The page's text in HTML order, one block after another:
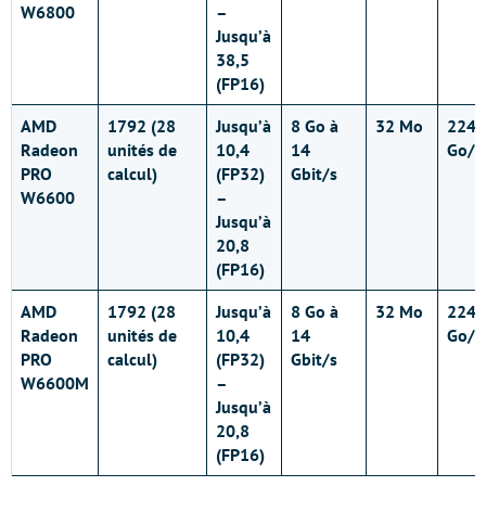
W6800
–
Jusqu’à
38,5
(FP16)
AMD
Radeon
PRO
W6600
1792 (28
unités de
calcul)
Jusqu’à
10,4
(FP32)
–
Jusqu’à
20,8
(FP16)
8 Go à
14
Gbit/s
32 Mo
224
Go/s
AMD
Radeon
PRO
W6600M
1792 (28
unités de
calcul)
Jusqu’à
10,4
(FP32)
–
Jusqu’à
20,8
(FP16)
8 Go à
14
Gbit/s
32 Mo
224
Go/s